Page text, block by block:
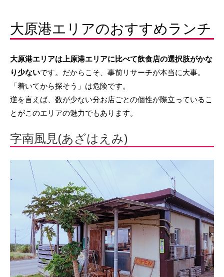
大原港エリアのおすすめランチ
大原港エリアは上原港エリアに比べて飲食店の選択肢がかな
り少ないです。だからこそ、事前リサーチが本当に大事。
「着いてから探そう」は危険です。
逆を言えば、数が少ない分お店ごとの個性が際立っているこ
とがこのエリアの魅力でもあります。
字南風見(あざはえみ)